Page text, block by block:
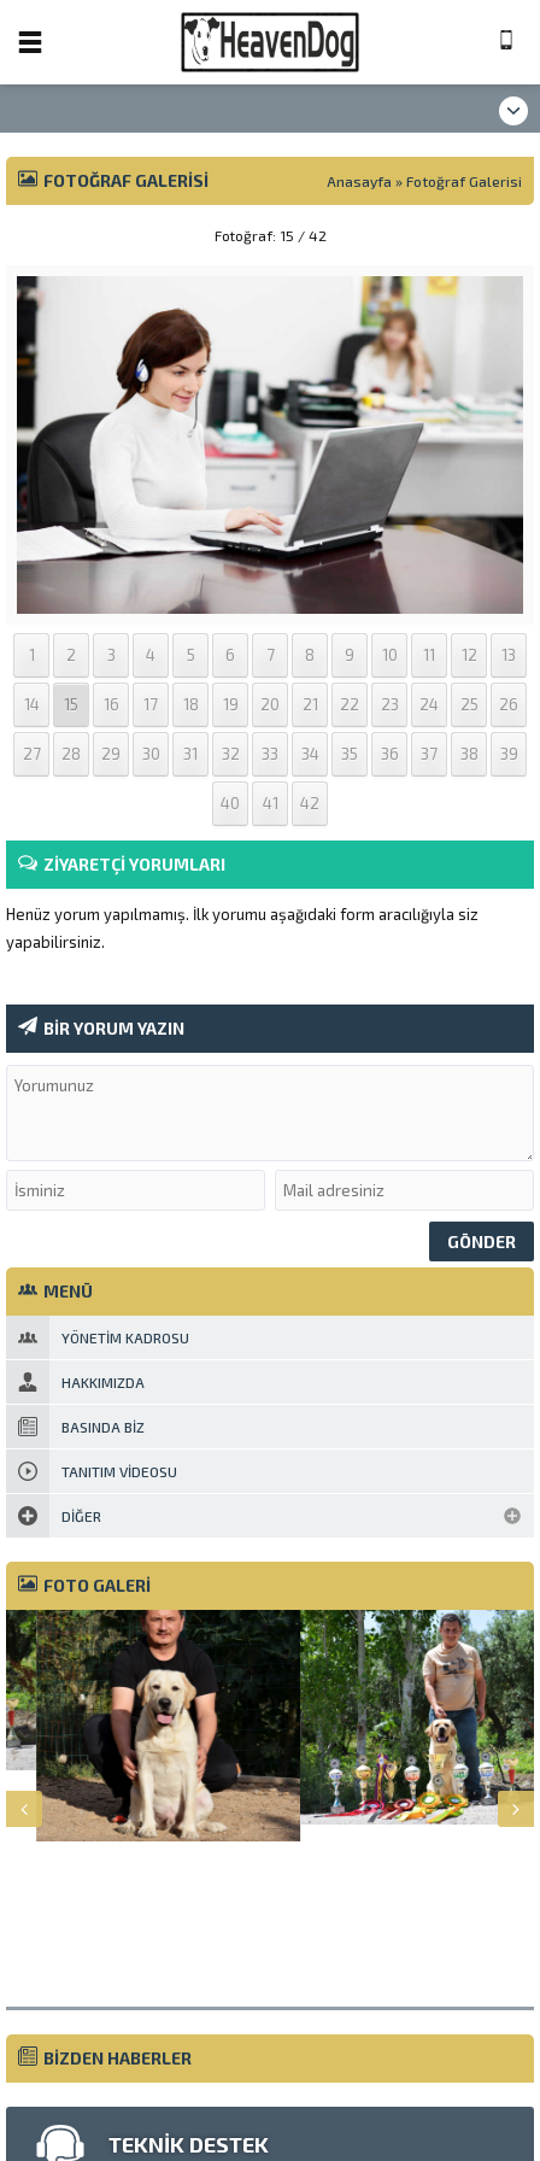
FOTOĞRAF GALERISI Anasayfa » Fotoğraf Galerisi
Fotoğraf: 15 / 42
1 2 3 4 5 6 7 8 9 10 11 12 13
14 15 16 17 18 19 20 21 22 23 24 25 26
27 28 29 30 31 32 33 34 35 36 37 38 39
40 41 42
ZİYARETÇİ YORUMLARI
Henüz yorum yapılmamış. İlk yorumu aşağıdaki form aracılığıyla siz
yapabilirsiniz.
BİR YORUM YAZIN
MENÜ
YÖNETIM KADROSU
HAKKIMIZDA
BASINDA BIZ
TANITIM VIDEOSU
DIĞER
FOTO GALERİ
BİZDEN HABERLER
TEKNİK DESTEK